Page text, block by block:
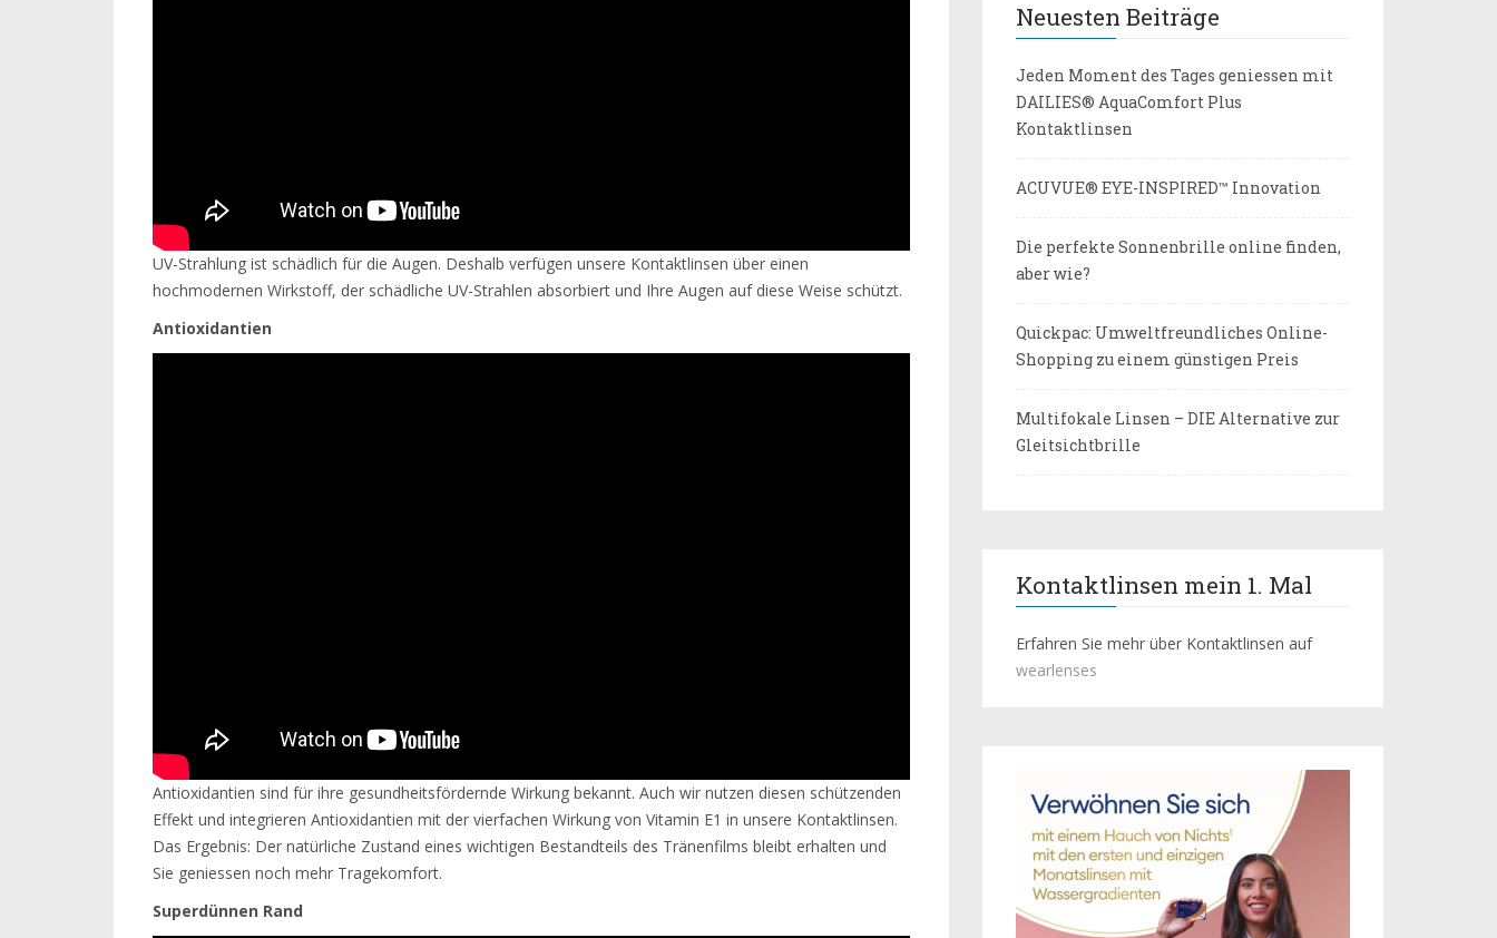
UV-Strahlung ist schädlich für die Augen. Deshalb verfügen unsere Kontaktlinsen über einen
hochmodernen Wirkstoff, der schädliche UV-Strahlen absorbiert und Ihre Augen auf diese Weise schützt.
Antioxidantien
Antioxidantien sind für ihre gesundheitsfördernde Wirkung bekannt. Auch wir nutzen diesen schützenden
Effekt und integrieren Antioxidantien mit der vierfachen Wirkung von Vitamin E1 in unsere Kontaktlinsen.
Das Ergebnis: Der natürliche Zustand eines wichtigen Bestandteils des Tränenfilms bleibt erhalten und
Sie geniessen noch mehr Tragekomfort.
Superdünnen Rand
Neuesten Beiträge
Jeden Moment des Tages geniessen mit
DAILIES® AquaComfort Plus
Kontaktlinsen
ACUVUE® EYE-INSPIRED™ Innovation
Die perfekte Sonnenbrille online finden,
aber wie?
Quickpac: Umweltfreundliches Online-
Shopping zu einem günstigen Preis
Multifokale Linsen – DIE Alternative zur
Gleitsichtbrille
Kontaktlinsen mein 1. Mal
Erfahren Sie mehr über Kontaktlinsen auf
wearlenses